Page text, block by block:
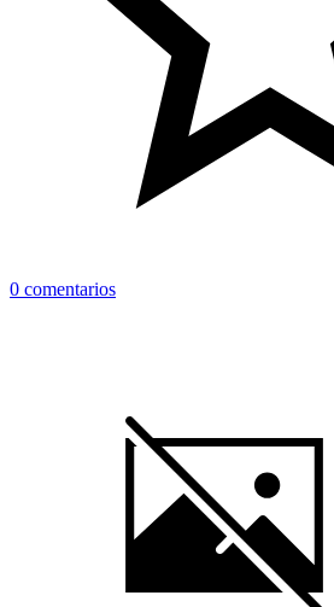
0 comentarios